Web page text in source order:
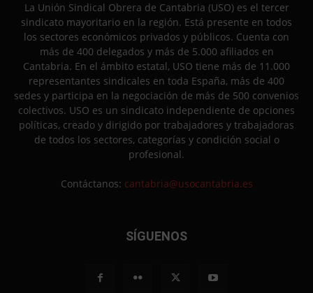
La Unión Sindical Obrera de Cantabria (USO) es el tercer
sindicato mayoritario en la región. Está presente en todos
los sectores económicos privados y públicos. Cuenta con
más de 400 delegados y más de 5.000 afiliados en
Cantabria. En el ámbito estatal, USO tiene más de 11.000
representantes sindicales en toda España, más de 400
sedes y participa en la negociación de más de 500 convenios
colectivos. USO es un sindicato independiente de opciones
políticas, creado y dirigido por trabajadores y trabajadoras
de todos los sectores, categorías y condición social o
profesional.
Contáctanos: cantabria@usocantabria.es
SÍGUENOS